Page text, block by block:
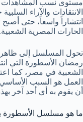
مستوى نسب المشاهدات
الانتقادات والآراء
انتشاراً واسعاً، حتى
الحارات المصرية الشعبية.
تحول المسلسل إلى
رمضان الأسطورة التي
الشعبية في مصر، كما
العمل هو السبب
أن يقوم به أي أحد آخر
ما هو مسلسل